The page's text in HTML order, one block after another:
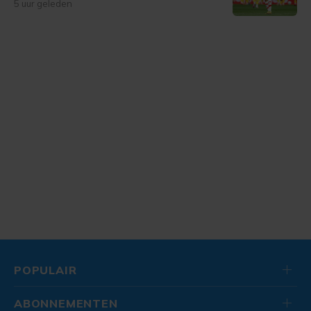
5 uur geleden
POPULAIR
ABONNEMENTEN